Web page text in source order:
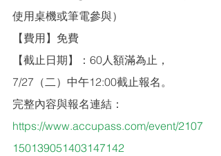
使用桌機或筆電參與）
【費用】免費
【截止日期】：60人額滿為止，
7/27（二）中午12:00截止報名。
完整內容與報名連結：
https://www.accupass.com/event/2107
150139051403147142